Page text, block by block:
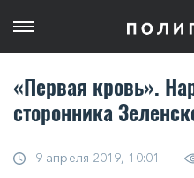
«Первая кровь».
сторонника
9 апреля 2019, 10:01